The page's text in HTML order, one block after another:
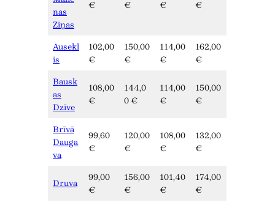
nas
Ziņas
€ € € €
Ausekl
is
102,00
€
150,00
€
114,00
€
162,00
€
Bausk
as
Dzīve
108,00
€
144,0
0 €
114,00
€
150,00
€
Brīvā
Dauga
va
99,60
€
120,00
€
108,00
€
132,00
€
Druva
99,00
€
156,00
€
101,40
€
174,00
€